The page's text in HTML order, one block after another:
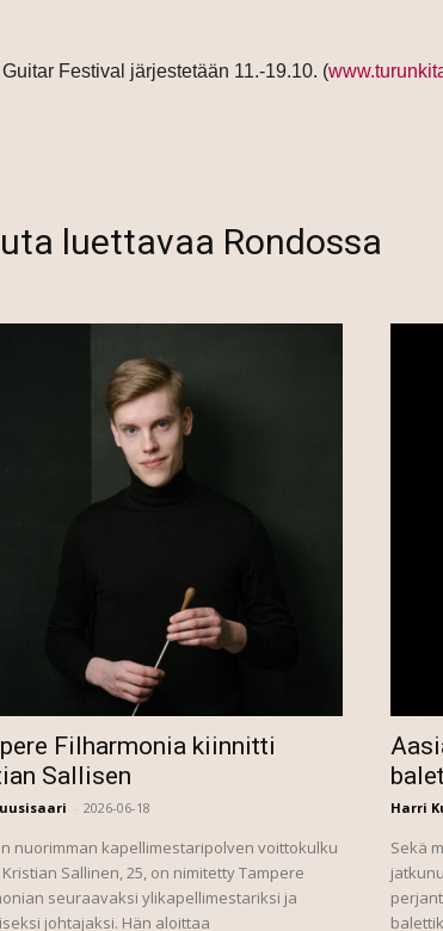
Festival järjestetään 11.-19.10. (
luettavaa Rondossa
Filharmonia kiinnitti
Sallisen
- 2026-06-18
nuorimman kapellimestaripolven voittokulku
Sallinen, 25, on nimitetty Tampere
seuraavaksi ylikapellimestariksi ja
johtajaksi. Hän aloittaa
Harri
Sekä